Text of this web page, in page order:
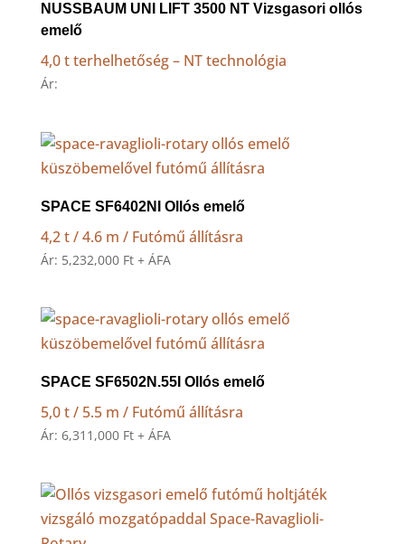
NUSSBAUM UNI LIFT 3500 NT Vizsgasori ollós
emelő
4,0 t terhelhetőség – NT technológia
Ár:
SPACE SF6402NI Ollós emelő
4,2 t / 4.6 m / Futómű állításra
Ár: 5,232,000 Ft + ÁFA
SPACE SF6502N.55I Ollós emelő
5,0 t / 5.5 m / Futómű állításra
Ár: 6,311,000 Ft + ÁFA